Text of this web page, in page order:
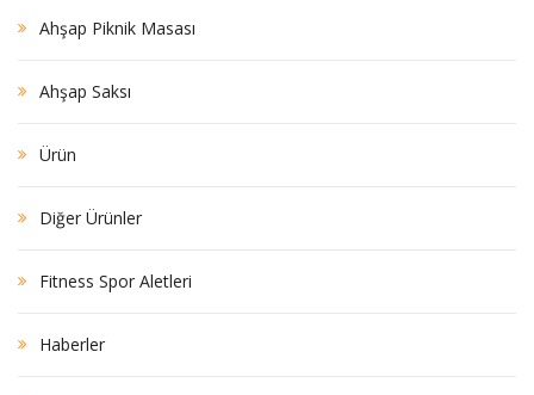
Ahşap Piknik Masası
Ahşap Saksı
Ürün
Diğer Ürünler
Fitness Spor Aletleri
Haberler